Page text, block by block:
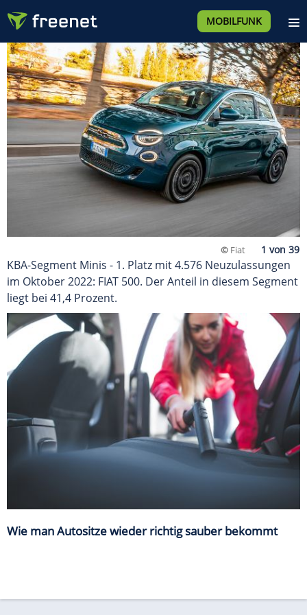
MOBILFUNK
© Fiat
KBA-Segment Minis - 1. Platz mit 4.576 Neuzulassungen
im Oktober 2022: FIAT 500. Der Anteil in diesem Segment
liegt bei 41,4 Prozent.
Wie man Autositze wieder richtig sauber bekommt